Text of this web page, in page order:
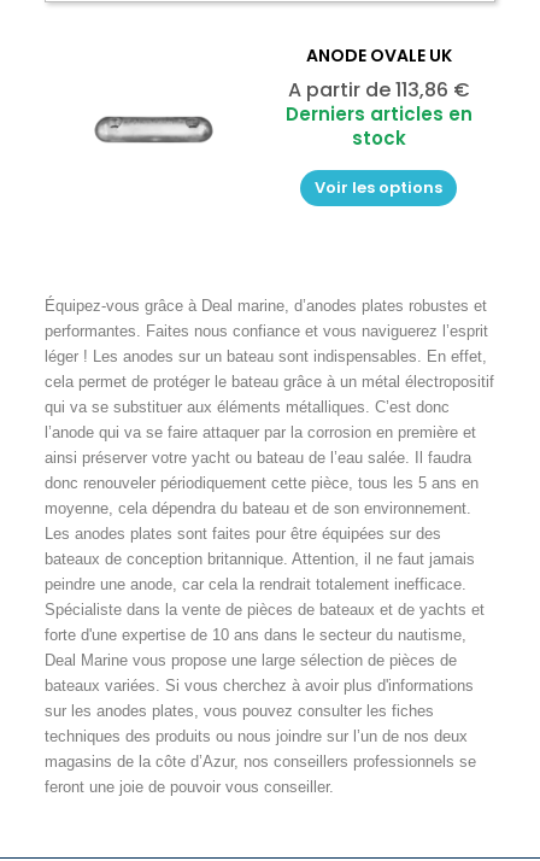
ANODE OVALE UK
A partir dePrix
113,86 €
Derniers articles en
stock
Voir les options
Équipez-vous grâce à Deal marine, d’anodes plates robustes et
performantes. Faites nous confiance et vous naviguerez l’esprit
léger ! Les anodes sur un bateau sont indispensables. En effet,
cela permet de protéger le bateau grâce à un métal électropositif
qui va se substituer aux éléments métalliques. C’est donc
l’anode qui va se faire attaquer par la corrosion en première et
ainsi préserver votre yacht ou bateau de l’eau salée. Il faudra
donc renouveler périodiquement cette pièce, tous les 5 ans en
moyenne, cela dépendra du bateau et de son environnement.
Les anodes plates sont faites pour être équipées sur des
bateaux de conception britannique. Attention, il ne faut jamais
peindre une anode, car cela la rendrait totalement inefficace.
Spécialiste dans la vente de pièces de bateaux et de yachts et
forte d'une expertise de 10 ans dans le secteur du nautisme,
Deal Marine vous propose une large sélection de pièces de
bateaux variées. Si vous cherchez à avoir plus d'informations
sur les anodes plates, vous pouvez consulter les fiches
techniques des produits ou nous joindre sur l’un de nos deux
magasins de la côte d’Azur, nos conseillers professionnels se
feront une joie de pouvoir vous conseiller.